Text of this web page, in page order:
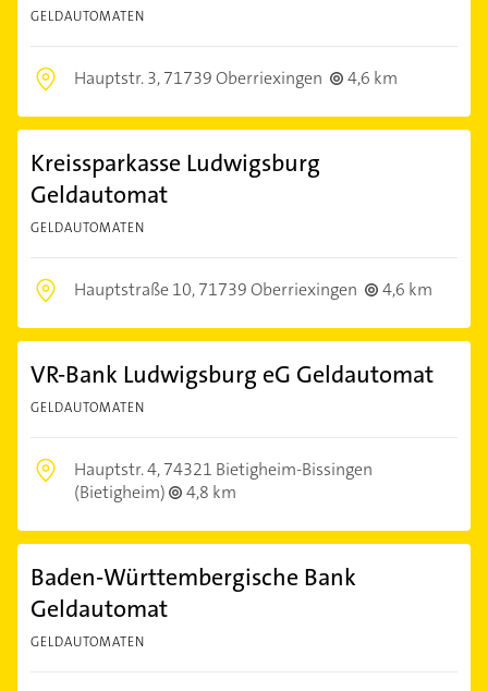
GELDAUTOMATEN
Hauptstr. 3,71739 Oberriexingen 4,6 km
Kreissparkasse Ludwigsburg
Geldautomat
GELDAUTOMATEN
Hauptstraße 10,71739 Oberriexingen 4,6 km
VR-Bank Ludwigsburg eG Geldautomat
GELDAUTOMATEN
Hauptstr. 4,74321 Bietigheim-Bissingen
(Bietigheim)
4,8 km
Baden-Württembergische Bank
Geldautomat
GELDAUTOMATEN